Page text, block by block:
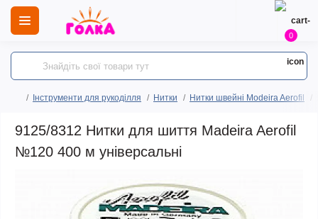
0
Інструменти для рукоділля Нитки Нитки швейні Modeira Aerofil
9125/8312 Нитки для шиття Madeira Aerofil
№120 400 м універсальні